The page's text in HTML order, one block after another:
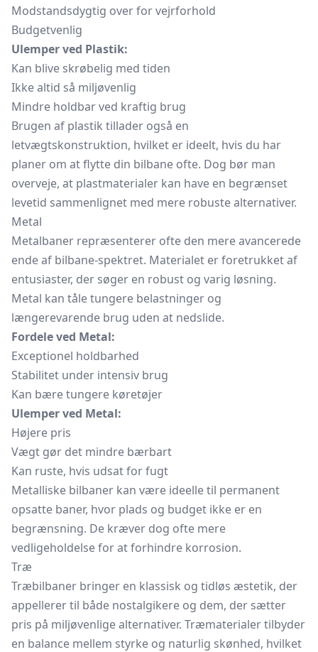
Modstandsdygtig over for vejrforhold
Budgetvenlig
Ulemper ved Plastik:
Kan blive skrøbelig med tiden
Ikke altid så miljøvenlig
Mindre holdbar ved kraftig brug
Brugen af plastik tillader også en
letvægtskonstruktion, hvilket er ideelt, hvis du har
planer om at flytte din bilbane ofte. Dog bør man
overveje, at plastmaterialer kan have en begrænset
levetid sammenlignet med mere robuste alternativer.
Metal
Metalbaner repræsenterer ofte den mere avancerede
ende af bilbane-spektret. Materialet er foretrukket af
entusiaster, der søger en robust og varig løsning.
Metal kan tåle tungere belastninger og
længerevarende brug uden at nedslide.
Fordele ved Metal:
Exceptionel holdbarhed
Stabilitet under intensiv brug
Kan bære tungere køretøjer
Ulemper ved Metal:
Højere pris
Vægt gør det mindre bærbart
Kan ruste, hvis udsat for fugt
Metalliske bilbaner kan være ideelle til permanent
opsatte baner, hvor plads og budget ikke er en
begrænsning. De kræver dog ofte mere
vedligeholdelse for at forhindre korrosion.
Træ
Træbilbaner bringer en klassisk og tidløs æstetik, der
appellerer til både nostalgikere og dem, der sætter
pris på miljøvenlige alternativer. Træmaterialer tilbyder
en balance mellem styrke og naturlig skønhed, hvilket